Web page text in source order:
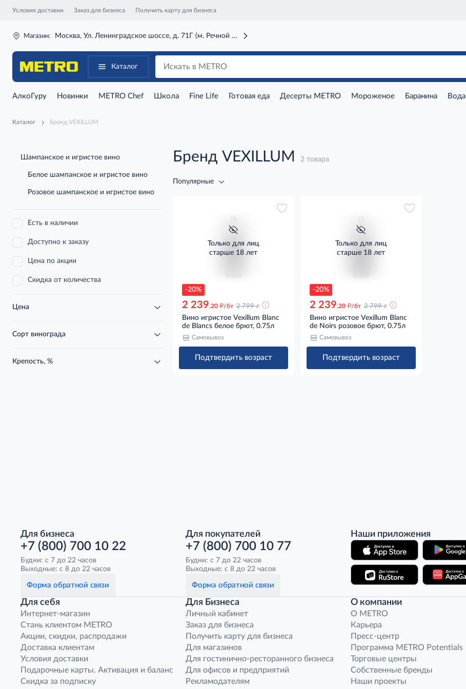
Условия доставки Заказ для бизнеса Получить карту для бизнеса
Магазин: Москва, Ул. Ленинградское шоссе, д. 71Г (м. Речной вокзал)
Каталог
АлкоГуру Новинки METRO Chef Школа Fine Life Готовая еда Десерты METRO Мороженое Баранина Вода
Каталог Бренд VEXILLUM
Шампанское и игристое вино
Белое шампанское и игристое вино
Розовое шампанское и игристое вино
Есть в наличии
Доступно к заказу
Цена по акции
Скидка от количества
Цена
Сорт винограда
Крепость, %
Бренд VEXILLUM 2 товара
Популярные
-20%
Только для лиц
старше 18 лет
2 239.20 д/бт 2 799 д
Вино игристое Vexillum Blanc
de Blancs белое брют, 0.75л
Самовывоз
Подтвердить возраст
-20%
Только для лиц
старше 18 лет
2 239.20 д/бт 2 799 д
Вино игристое Vexillum Blanc
de Noirs розовое брют, 0.75л
Самовывоз
Подтвердить возраст
Для бизнеса
+7 (800) 700 10 22
Будни: с 7 до 22 часов
Выходные: с 8 до 22 часов
Форма обратной связи
Для покупателей
+7 (800) 700 10 77
Будни: с 7 до 22 часов
Выходные: с 8 до 22 часов
Форма обратной связи
Наши приложения
Для себя
Интернет-магазин
Стань клиентом METRO
Акции, скидки, распродажи
Доставка клиентам
Условия доставки
Подарочные карты. Активация и баланс
Скидка за подписку
Для Бизнеса
Личный кабинет
Заказ для бизнеса
Получить карту для бизнеса
Для магазинов
Для гостинично-ресторанного бизнеса
Для офисов и предприятий
Рекламодателям
О компании
O METRO
Карьера
Пресс-центр
Программа METRO Potentials
Торговые центры
Собственные бренды
Наши проекты